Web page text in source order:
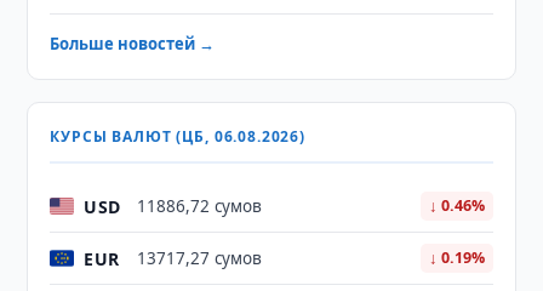
Больше новостей →
КУРСЫ ВАЛЮТ (ЦБ, 06.08.2026)
USD 11886,72 сумов ↓ 0.46%
EUR 13717,27 сумов ↓ 0.19%